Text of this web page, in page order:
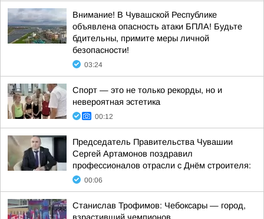
Внимание! В Чувашской Республике
объявлена опасность атаки БПЛА! Будьте
бдительны, примите меры личной
безопасности!
03:24
Спорт — это не только рекорды, но и
невероятная эстетика
00:12
Председатель Правительства Чувашии
Сергей Артамонов поздравил
профессионалов отрасли с Днём строителя:
00:06
Станислав Трофимов: Чебоксары — город,